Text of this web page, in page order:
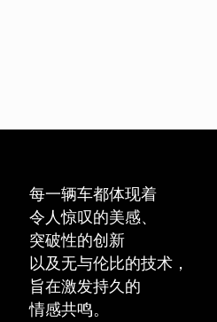
每一辆车都体现着
令人惊叹的美感、
突破性的创新
以及无与伦比的技术，
旨在激发持久的
情感共鸣。